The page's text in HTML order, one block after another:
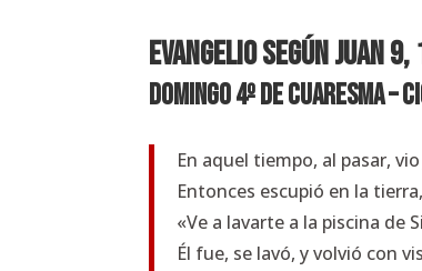
EVANGELIO SegúnJuan
Domingo 4º de Cuaresma –
En aquel tiempo, al pasar,
Entonces escupió en la
«Ve a lavarte a la piscina de
Él fue, se lavó, y volvió con